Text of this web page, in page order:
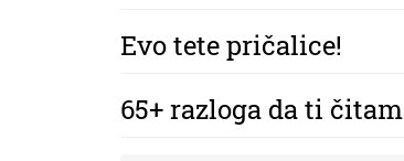
Evo tete pričalice!
65+ razloga da ti čitam